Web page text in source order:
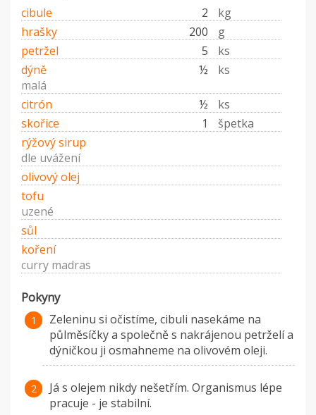
cibule 2
kg
hrašky
200
g
petržel
5
ks
dýně
½
ks
malá
citrón
½
ks
skořice
1
špetka
rýžový sirup
dle uvážení
olivový olej
tofu
uzené
sůl
koření
curry madras
Pokyny
Zeleninu si očistíme, cibuli nasekáme na
půlměsíčky a společně s nakrájenou petrželí a
dýničkou ji osmahneme na olivovém oleji.
Já s olejem nikdy nešetřím. Organismus lépe
pracuje - je stabilní.